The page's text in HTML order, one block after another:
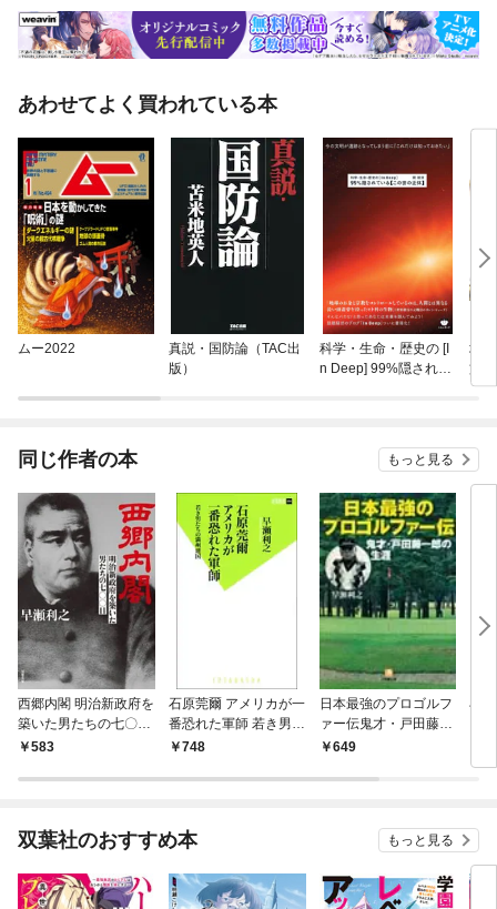
あわせてよく買われている本
ムー2022
真説・国防論（TAC出
版）
科学・生命・歴史の [I
n Deep] 99%隠されて
地
文
同じ作者の本 もっと見る
西郷内閣 明治新政府を
築いた男たちの七〇〇
日583
石原莞爾 アメリカが一
番恐れた軍師 若き男た
ちの満州建国
748
日本最強のプロゴルフ
ァー伝鬼才・戸田藤一
郎の生涯（小学館文
649
石
双葉社のおすすめ本 もっと見る